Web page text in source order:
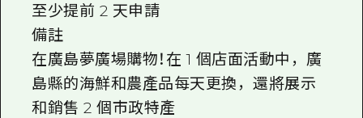
至少提前 2 天申請
備註
在廣島夢廣場購物！在 1 個店面活動中，廣
島縣的海鮮和農產品每天更換，還將展示
和銷售 2 個市政特產